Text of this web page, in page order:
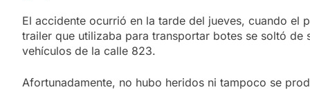
El accidente ocurrió en la tarde del jueves, cuando el
trailer que utilizaba para transportar botes se soltó
vehículos de la calle 823.
Afortunadamente, no hubo heridos ni tampoco se